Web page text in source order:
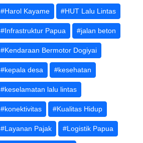
#Harol Kayame #HUT Lalu Lintas
#Infrastruktur Papua #jalan beton
#Kendaraan Bermotor Dogiyai
#kepala desa #kesehatan
#keselamatan lalu lintas
#konektivitas #Kualitas Hidup
#Layanan Pajak #Logistik Papua